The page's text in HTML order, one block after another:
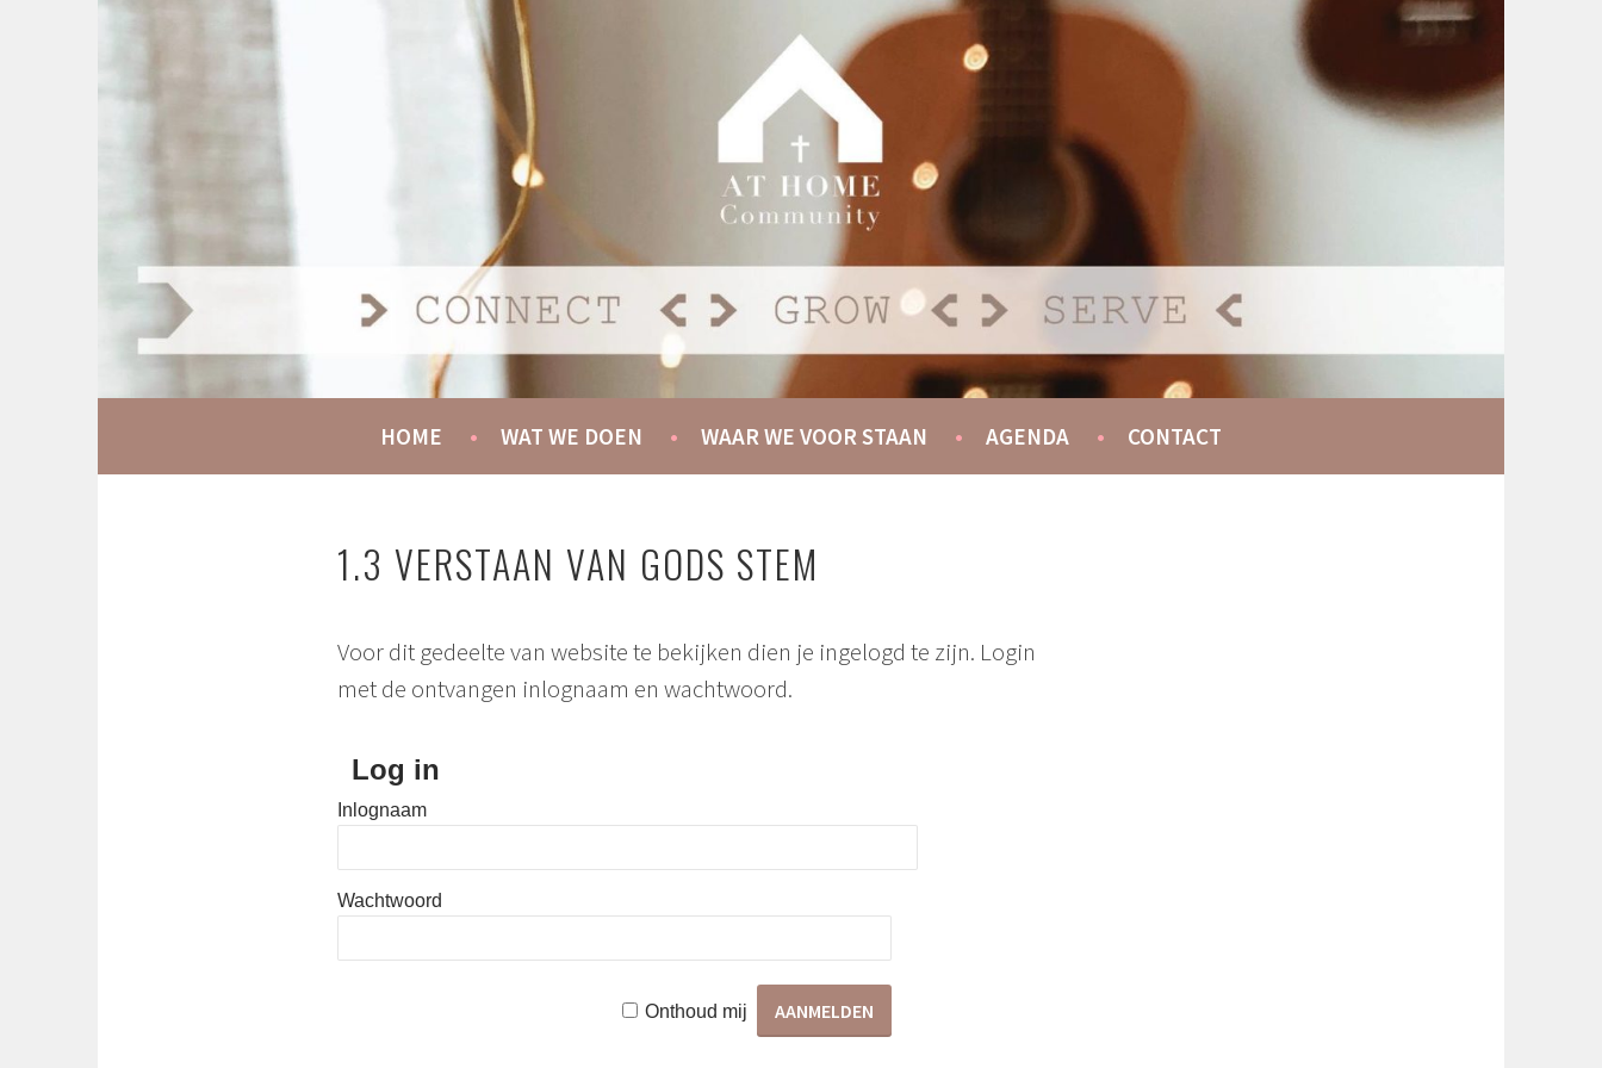
Spring
AT HOME COMMUNITY
HOME WAT WE DOEN WAAR WE VOOR STAAN AGENDA CONTACT
1.3 VERSTAAN VAN GODS STEM
Voor dit gedeelte van website te bekijken dien je ingelogd te zijn. Login
met de ontvangen inlognaam en wachtwoord.
Log in
Inlognaam
Wachtwoord
Onthoud mij